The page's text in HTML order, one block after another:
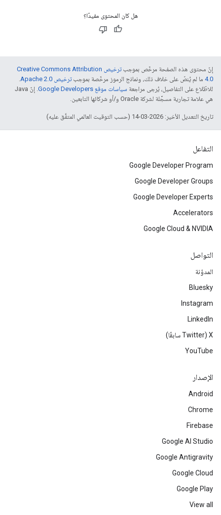
هل كان المحتوى مفيدًا؟
إنّ محتوى هذه الصفحة مرخّص بموجب
ترخيص Creative Commons Attribution
4.0‏ ما لم يُنصّ على خلاف ذلك، ونماذج الرموز مرخّصة بموجبترخيص Apache 2.0‏
.
للاطّلاع على التفاصيل، يُرجى مراجعة سياسات موقع Google Developers‏
. إنّ Java
هي علامة تجارية مسجَّلة لشركة Oracle و/أو شركائها التابعين.
تاريخ التعديل الأخير: 2026-03-14 (حسب التوقيت العالمي المتفَّق عليه)
التفاعل
Google Developer Program
Google Developer Groups
Google Developer Experts
Accelerators
Google Cloud & NVIDIA
التواصل
المدوّنة
Bluesky
Instagram
LinkedIn
‫X ‏(Twitter سابقًا)
YouTube
الإصدار
Android
Chrome
Firebase
Google AI Studio
Google Antigravity
Google Cloud
Google Play
View all